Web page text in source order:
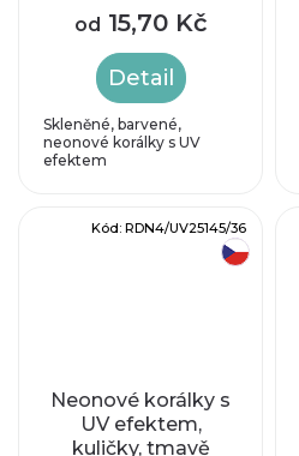
od 15,70 Kč
Detail
Skleněné, barvené,
neonové korálky s UV
efektem
Neonové korálky s
UV efektem,
kuličky, tmavě
Kód: RDN4/UV25145/36